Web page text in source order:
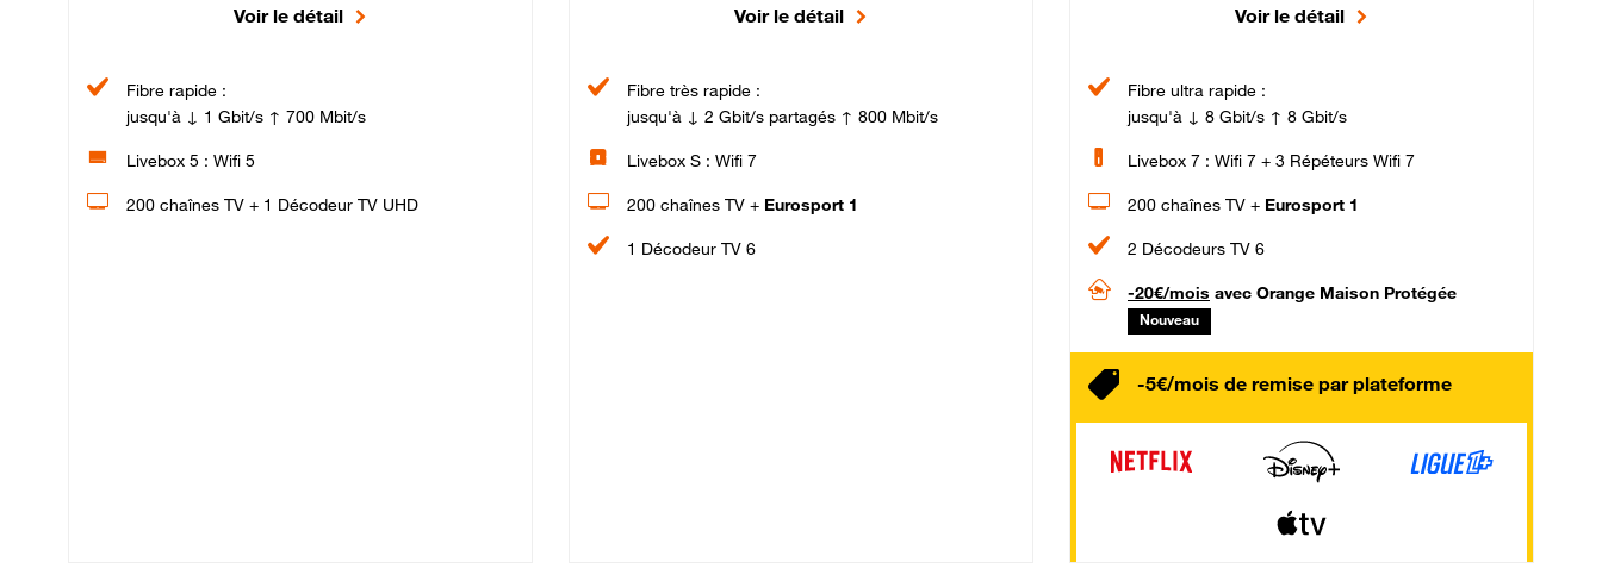
Voir le détail
Fibre rapide :
jusqu'à ↓ 1 Gbit/s ↑ 700 Mbit/s
Livebox 5 : Wifi 5
200 chaînes TV + 1 Décodeur TV UHD
Voir le détail
Fibre très rapide :
jusqu'à ↓ 2 Gbit/s partagés ↑ 800 Mbit/s
Livebox S : Wifi 7
200 chaînes TV + Eurosport 1
1 Décodeur TV 6
Voir le détail
Fibre ultra rapide :
jusqu'à ↓ 8 Gbit/s ↑ 8 Gbit/s
Livebox 7 : Wifi 7 + 3 Répéteurs Wifi 7
200 chaînes TV + Eurosport 1
2 Décodeurs TV 6
-20€/mois avec Orange Maison Protégée
Nouveau
-5€/mois de remise par plateforme